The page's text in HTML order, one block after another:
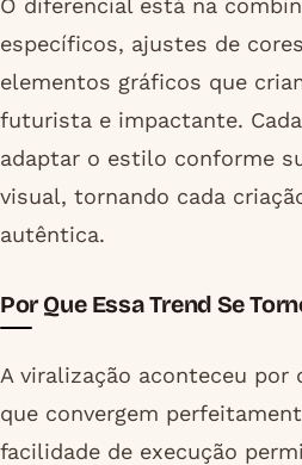
O diferencial está na
específicos, ajustes de
elementos gráficos que
futurista e impactante.
adaptar o estilo conforme
visual, tornando cada
autêntica.
Por Que Essa Trend Se
A viralização aconteceu por
que convergem
facilidade de execução